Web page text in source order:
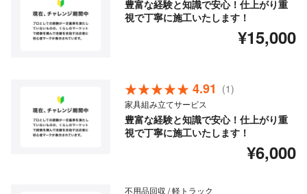
豊富な経験と知識で安心！仕上がり重
視で丁寧に施工いたします！
¥15,000
4.91 (1)
家具組み立てサービス
豊富な経験と知識で安心！仕上がり重
視で丁寧に施工いたします！
¥6,000
不用品回収 / 軽トラック